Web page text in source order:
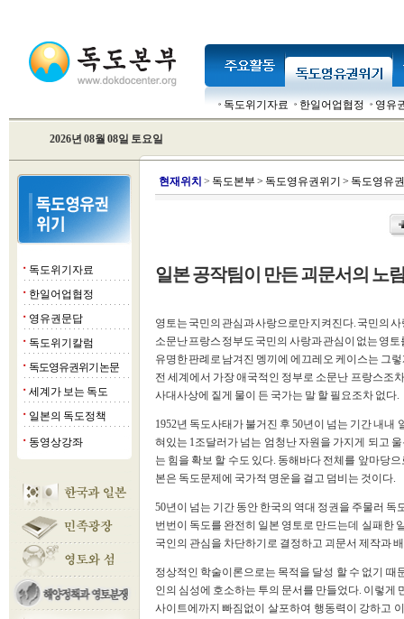
독도위기자료 한일어업협정 영유
2026년 08월 08일 토요일
■ 독도위기자료
■ 한일어업협정
■ 영유권문답
■ 독도위기칼럼
■ 독도영유권위기 논문
■ 세계가 보는 독도
■ 일본의 독도정책
■ 동영상강좌
현재위치 > 독도본부 > 독도영유권위기 > 독도영유
일본 공작팀이 만든 괴문서의 노
영토는 국민의 관심과 사랑으로만 지켜진다. 국민의
소문난 프랑스 정부도 국민의 사랑과 관심이 없는 영
유명한 판례로 남겨진 멩끼에 에끄레오 케이스는 그
전 세계에서 가장 애국적인 정부로 소문난 프랑스조
사대사상에 짙게 물이 든 국가는 말 할 필요조차 없다.
1952년 독도사태가 불거진 후 50년이 넘는 기간 내
혀있는 1조달러가 넘는 엄청난 자원을 가지게 되고
는 힘을 확보 할 수도 있다. 동해바다 전체를 앞마당
본은 독도문제에 국가적 명운을 걸고 덤비는 것이다.
50년이 넘는 기간 동안 한국의 역대 정권을 주물러
번번이 독도를 완전히 일본 영토로 만드는데 실패한
국인의 관심을 차단하기로 결정하고 괴문서 제작과
정상적인 학술이론으로는 목적을 달성 할 수 없기
인의 심성에 호소하는 투의 문서를 만들었다. 이렇게
사이트에까지 빠짐없이 살포하여 행동력이 강하고